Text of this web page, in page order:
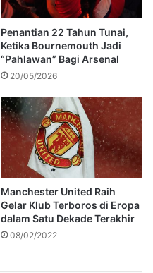
Penantian 22 Tahun Tunai,
Ketika Bournemouth Jadi
“Pahlawan” Bagi Arsenal
20/05/2026
Manchester United Raih
Gelar Klub Terboros di Eropa
dalam Satu Dekade Terakhir
08/02/2022